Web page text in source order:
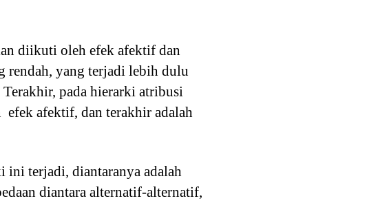
diikuti oleh efek afektif dan
rendah, yang terjadi lebih dulu
pada hierarki atribusi
afektif, dan terakhir adalah
ini terjadi, diantaranya adalah
diantara alternatif-alternatif,